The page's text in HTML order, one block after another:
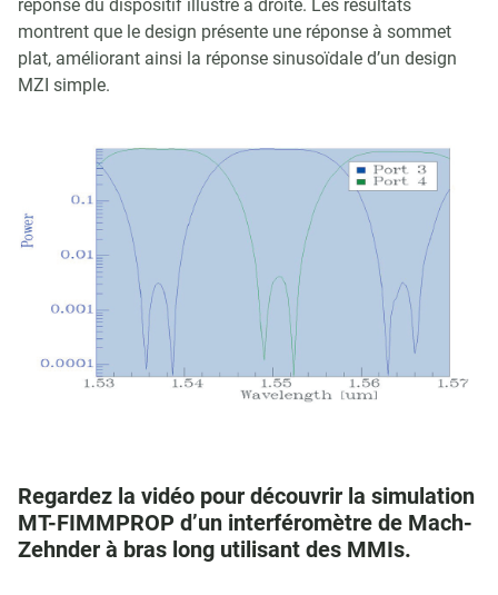
réponse du dispositif illustré à droite. Les résultats
montrent que le design présente une réponse à sommet
plat, améliorant ainsi la réponse sinusoïdale d’un design
MZI simple.
Regardez la vidéo pour découvrir la simulation
MT-FIMMPROP d’un interféromètre de Mach-
Zehnder à bras long utilisant des MMIs.